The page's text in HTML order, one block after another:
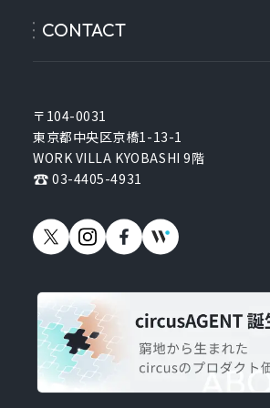
〒104-0031
東京都中央区京橋1-13-1
WORK VILLA KYOBASHI 9階
03-4405-4931
CONTACT